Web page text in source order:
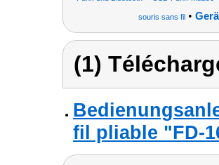
souris sans fil•
(1)
fil pliable "FD-